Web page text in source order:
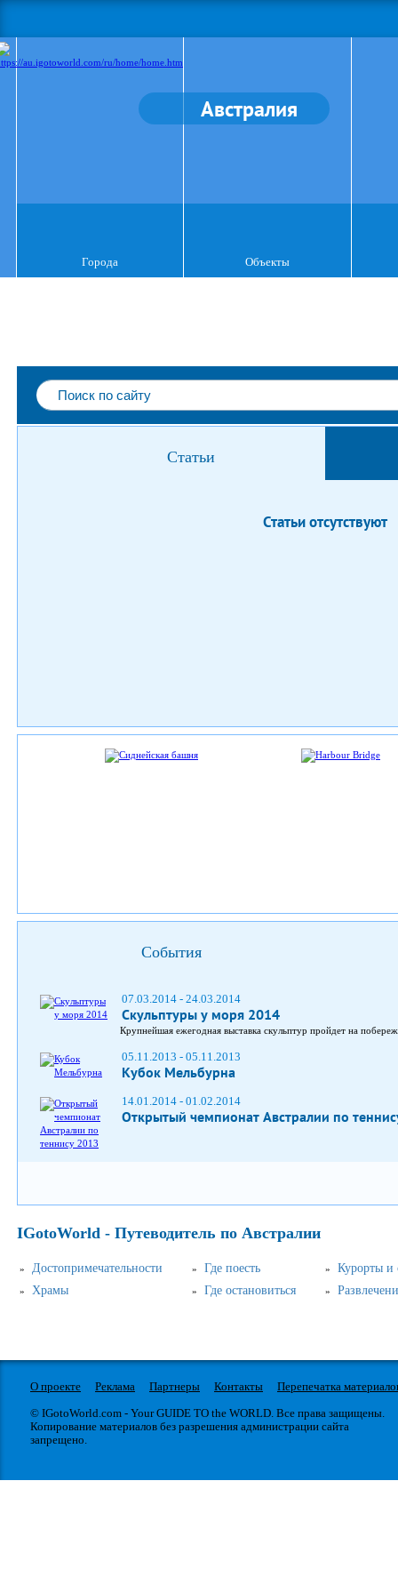
Австралия
Города Объекты
Статьи
Статьи отсутствуют
События
07.03.2014 - 24.03.2014
Скульптуры у моря 2014
Крупнейшая ежегодная выставка скульптур пройдет на
05.11.2013 - 05.11.2013
Кубок Мельбурна
14.01.2014 - 01.02.2014
Открытый чемпионат Австралии по
IGotoWorld - Путеводитель по Австралии
Достопримечательности Где поесть
Курорты и
Храмы
Где остановиться
О проекте Реклама Партнеры Контакты
Перепечатка
© IGotoWorld.com - Your GUIDE TO the WORLD. Все права защищены.
Копирование материалов без разрешения администрации сайта
запрещено.